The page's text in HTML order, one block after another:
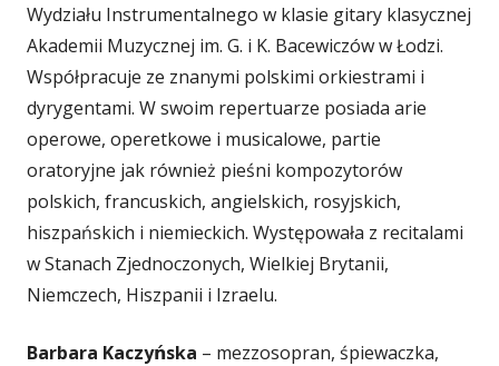
Wydziału Instrumentalnego w klasie gitary klasycznej
Akademii Muzycznej im. G. i K. Bacewiczów w Łodzi.
Współpracuje ze znanymi polskimi orkiestrami i
dyrygentami. W swoim repertuarze posiada arie
operowe, operetkowe i musicalowe, partie
oratoryjne jak również pieśni kompozytorów
polskich, francuskich, angielskich, rosyjskich,
hiszpańskich i niemieckich. Występowała z recitalami
w Stanach Zjednoczonych, Wielkiej Brytanii,
Niemczech, Hiszpanii i Izraelu.
Barbara Kaczyńska – mezzosopran, śpiewaczka,